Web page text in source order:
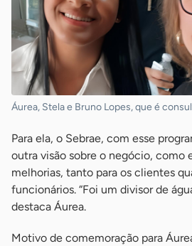
Áurea, Stela e Bruno Lopes, que é
Para ela, o Sebrae, com esse
outra visão sobre o negócio, como
melhorias, tanto para os clientes
funcionários. “Foi um divisor de
destaca Áurea.
Motivo de comemoração para